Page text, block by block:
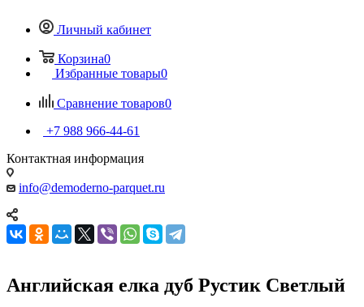
Личный кабинет
Корзина0
Избранные товары0
Сравнение товаров0
+7 988 966-44-61
Контактная информация
info@demoderno-parquet.ru
Английская елка дуб Рустик Светлый